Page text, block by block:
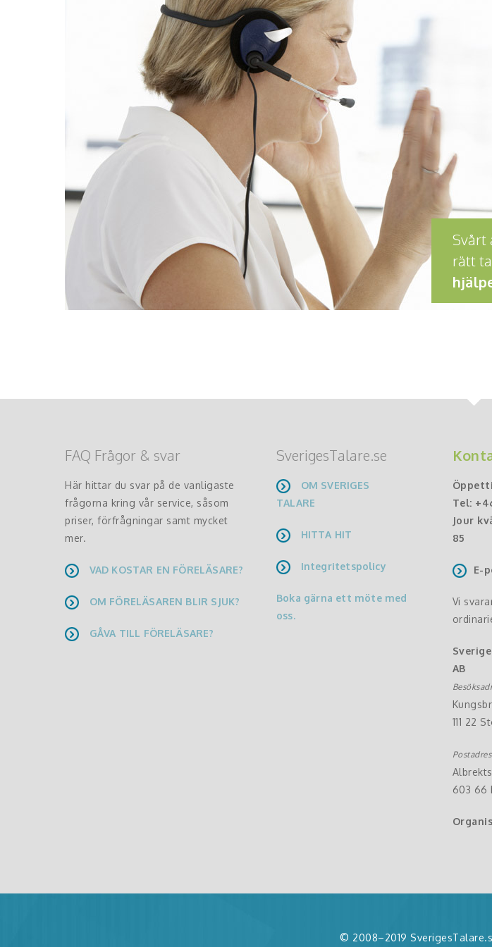
Svårt
rätt
FAQ Frågor & svar
Här hittar du svar på de vanligaste
frågorna kring vår service, såsom
priser, förfrågningar samt mycket
mer.
VAD KOSTAR EN FÖRELÄSARE?
OM FÖRELÄSAREN BLIR SJUK?
GÅVA TILL FÖRELÄSARE?
SverigesTalare.se
OM SVERIGES
TALARE
HITTA HIT
Integritetspolicy
Boka gärna ett möte med
oss.
Tel:
Jour
85
E-
Vi
AB
111 22
603 66
© 2008–2019